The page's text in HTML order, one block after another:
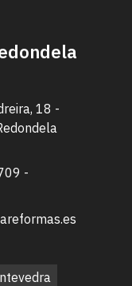
18 -
-